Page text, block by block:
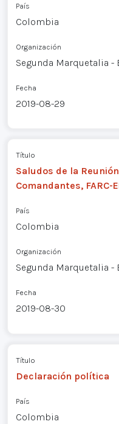
País
Colombia
Organización
Segunda Marquetalia
Fecha
2019-08-29
Título
Saludos de la
Comandantes, FARC-
País
Colombia
Organización
Segunda Marquetalia
Fecha
2019-08-30
Título
Declaración política
País
Colombia